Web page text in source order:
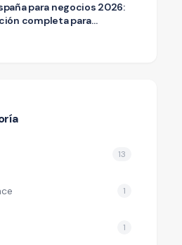
para negocios 2026:
completa para
13
1
1